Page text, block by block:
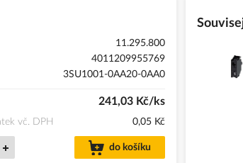
11.295.800
4011209955769
3SU1001-0AA20-0AA0
241,03 Kč/ks
vč. DPH 0,05 Kč
do košíku